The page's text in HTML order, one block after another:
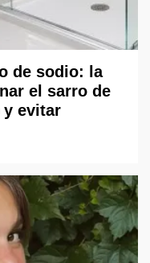
de sodio: la
el sarro de
evitar